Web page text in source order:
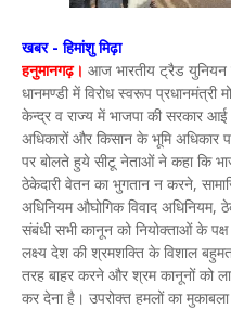
खबर - हिमांशु मिढ़ा
हनुमानगढ़। आज भारतीय ट्रैड युनियन
धानमण्डी में विरोध स्वरूप प्रधानमंत्री
केन्द्र व राज्य में भाजपा की सरकार
अधिकारों और किसान के भूमि
पर बोलते हुये सीटू नेताओं ने कहा कि
ठेकेदारी वेतन का भुगतान न करने,
अधिनियम औघोगिक विवाद
संबंधी सभी कानून को नियोक्ताओं के
लक्ष्य देश की श्रमशक्ति के विशाल
तरह बाहर करने और श्रम कानूनों को
कर देना है। उपरोक्त हमलों का